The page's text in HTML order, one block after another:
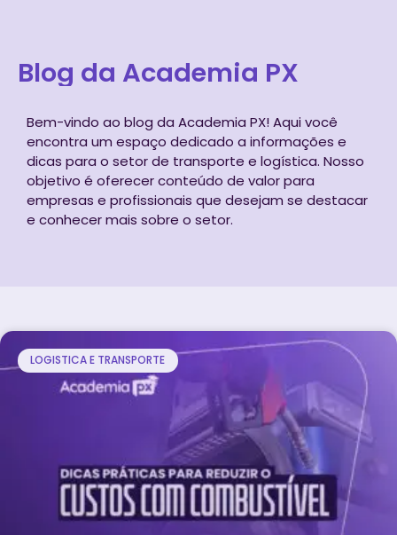
Blog da Academia PX
Bem-vindo ao blog da Academia PX! Aqui você
encontra um espaço dedicado a informações e
dicas para o setor de transporte e logística. Nosso
objetivo é oferecer conteúdo de valor para
empresas e profissionais que desejam se destacar
e conhecer mais sobre o setor.
LOGISTICA E TRANSPORTE